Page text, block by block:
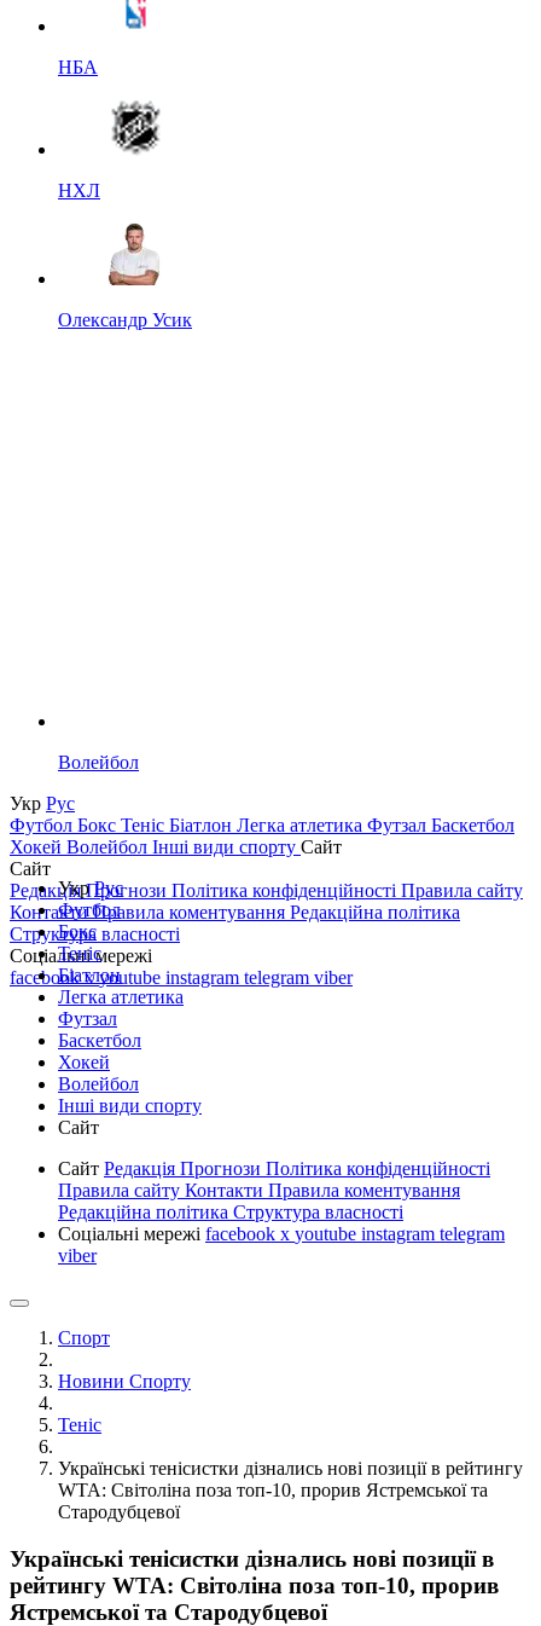
НБА
НХЛ
Олександр Усик
Волейбол
Укр Рус
Футбол Бокс Теніс Біатлон Легка атлетика Футзал Баскетбол
Хокей Волейбол Інші види спорту Сайт
Сайт
РедакціяПрогнози Політика конфіденційності Правила сайту
КонтактиПравила коментування Редакційна політика
Структура власності
Соціальні мережі
facebookxyoutube instagram telegram viber
УкрРус
Футбол
Бокс
Теніс
Біатлон
Легка атлетика
Футзал
Баскетбол
Хокей
Волейбол
Інші види спорту
Сайт
Сайт Редакція Прогнози Політика конфіденційності
Правила сайту Контакти Правила коментування
Редакційна політика Структура власності
Соціальні мережі facebook x youtube instagram telegram
viber
Спорт
Новини Спорту
Теніс
Українські тенісистки дізнались нові позиції в рейтингу
WTA: Світоліна поза топ-10, прорив Ястремської та
Стародубцевої
Українські тенісистки дізнались нові позиції в
рейтингу WTA: Світоліна поза топ-10, прорив
Ястремської та Стародубцевої